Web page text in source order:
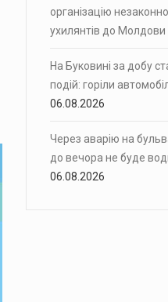
організацію
ухилянтів до Молдови
На Буковині за добу
подій: горіли
06.08.2026
Через аварію на
до вечора не буде
06.08.2026